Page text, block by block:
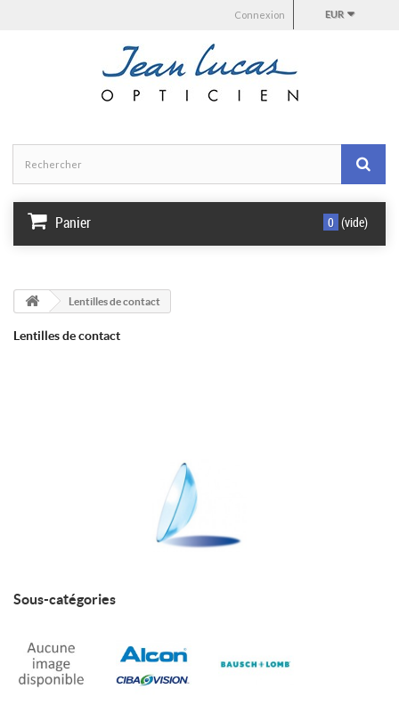
EUR
Connexion
Panier 0 (vide)
Lentilles de contact
Lentilles de contact
Sous-catégories